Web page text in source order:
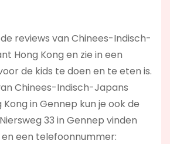
reviews van Chinees-Indisch-
Hong Kong en zie in een
de kids te doen en te eten is.
Chinees-Indisch-Japans
in Gennep kun je ook de
33 in Gennep vinden
een telefoonnummer: